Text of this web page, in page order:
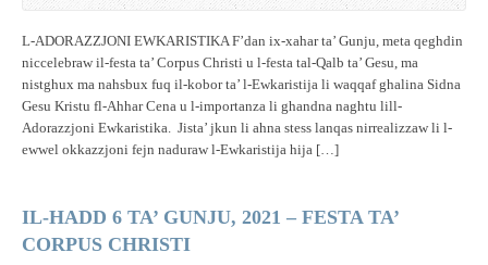
L-ADORAZZJONI EWKARISTIKA F’dan ix-xahar ta’ Gunju, meta qeghdin
niccelebraw il-festa ta’ Corpus Christi u l-festa tal-Qalb ta’ Gesu, ma
nistghux ma nahsbux fuq il-kobor ta’ l-Ewkaristija li waqqaf ghalina Sidna
Gesu Kristu fl-Ahhar Cena u l-importanza li ghandna naghtu lill-
Adorazzjoni Ewkaristika. Jista’ jkun li ahna stess lanqas nirrealizzaw li l-
ewwel okkazzjoni fejn naduraw l-Ewkaristija hija […]
IL-HADD 6 TA’ GUNJU, 2021 – FESTA TA’
CORPUS CHRISTI